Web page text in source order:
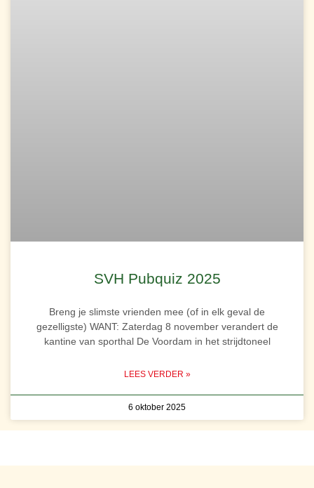
SVH Pubquiz 2025
Breng je slimste vrienden mee (of in elk geval de
gezelligste) WANT: Zaterdag 8 november verandert de
kantine van sporthal De Voordam in het strijdtoneel
LEES VERDER »
6 oktober 2025